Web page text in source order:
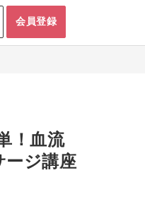
会員登録
！血流
ージ講座